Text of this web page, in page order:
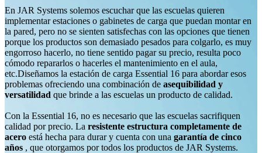
En JAR Systems solemos escuchar que las escuelas quieren
implementar estaciones o gabinetes de carga que puedan montar en
la pared, pero no se sienten satisfechas con las opciones que tienen
porque los productos son demasiado pesados para colgarlo, es muy
engorroso hacerlo, no tiene sentido pagar su precio, resulta poco
cómodo repararlos o hacerles el mantenimiento en el aula,
etc.Diseñamos la estación de carga Essential 16 para abordar esos
problemas ofreciendo una combinación de asequibilidad y
versatilidad que brinde a las escuelas un producto de calidad.
Con la Essential 16, no es necesario que las escuelas sacrifiquen
calidad por precio. La resistente estructura completamente de
acero está hecha para durar y cuenta con una garantía de cinco
años , que otorgamos por todos los productos de JAR Systems.